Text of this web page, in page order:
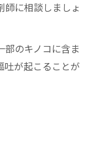
に相談しましょ
部のキノコに含ま
吐が起こることが